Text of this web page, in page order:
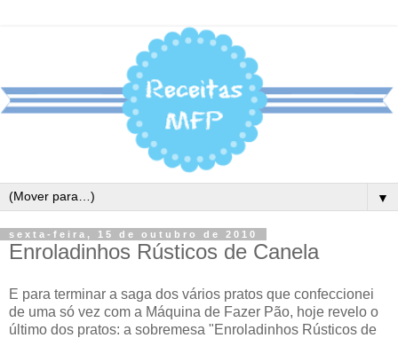
▼
sexta-feira, 15 de outubro de 2010
Enroladinhos Rústicos de Canela
E para terminar a saga dos vários pratos que confeccionei
de uma só vez com a Máquina de Fazer Pão, hoje revelo o
último dos pratos: a sobremesa "Enroladinhos Rústicos de